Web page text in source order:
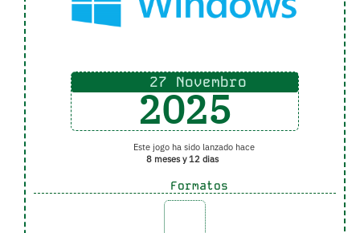
27 Novembro
2025
Este jogo ha sido lanzado hace
8 meses y 12 dias
Formatos